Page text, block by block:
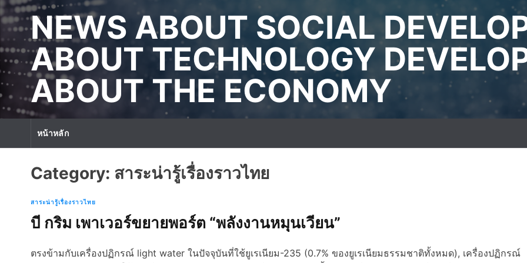
S
k
p
o
c
o
n
t
n
NEWS ABOUT SOCIAL
ABOUT TECHNOLOGY
ABOUT THE ECONOMY
หน้าหลัก
Category: สาระน่ารู้เรื่องราวไทย
สาระน่ารู้เรื่องราวไทย
บี กริม เพาเวอร์ขยายพอร์ต “พลังงานหมุนเวียน”
ตรงข้ามกับเครื่องปฏิกรณ์ light water ในปัจจุบันที่ใช้ยูเรเนียม-235 (0.7% ของยูเรเนียมธรรมชาติทั้งหมด), เครื่องปฏิกรณ์